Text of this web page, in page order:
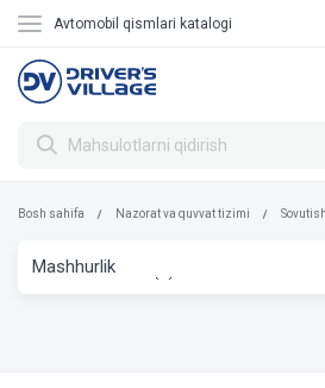
Avtomobil qismlari katalogi
Bosh sahifa Nazorat va quvvat tizimi